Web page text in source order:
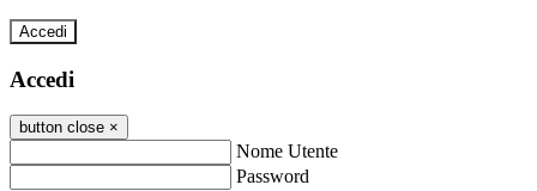
Accedi
Accedi
button close ×
Nome Utente
Password